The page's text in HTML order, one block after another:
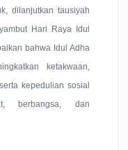
dilanjutkan tausiyah
Hari Raya Idul
bahwa Idul Adha
ketakwaan,
kepedulian sosial
berbangsa, dan